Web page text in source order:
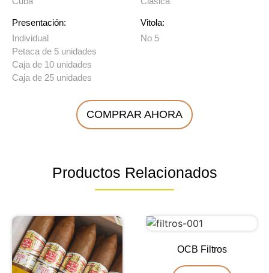
Presentación:
Individual
Petaca de 5 unidades
Caja de 10 unidades
Caja de 25 unidades
Vitola:
No 5
COMPRAR AHORA
Productos Relacionados
OCB Filtros